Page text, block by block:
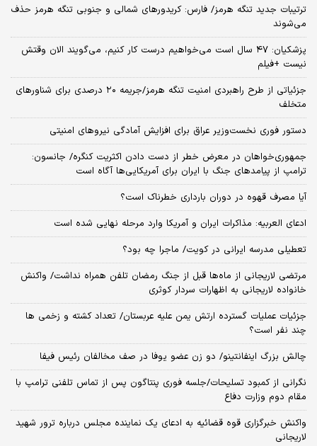
ترتیبات جدید تنگه هرمز/ فارس: کریدورهای شمالی و جنوبی تنگه هرمز حذف
می‌شوند
پزشکیان: ۴۷ سال است می‌خواهیم درست کار کنیم، می‌گویند الان وقتش
نیست +فیلم
جزئیاتی از طرح راهبردی امنیت تنگه هرمز/جریمه ۲۰ درصدی برای شناورهای
متخلف
دستور فوری نخست‌وزیر عراق برای افزایش آمادگی نیروهای امنیتی
جمهوری‌خواهان در معرض خطر از دست دادن اکثریت کنگره/ جانسون:
ترامپ از پیامدهای جنگ با ایران برای آمریکایی‌ها آگاه است
آیا مصرف قهوه در دوران بارداری خطرناک است؟
ادعای العربیه: مذاکرات ایران و آمریکا وارد مرحله نهایی شده است
تعطیلی مدرسه ایرانی در کویت/ ماجرا چه بود؟
مرتضی لاریجانی از ماه‌ها قبل از جنگ رمضان تلفن همراه نداشت/ واکنش
خانواده لاریجانی به اظهارات سردار کوثری
جزئیات عملیات گسترده ارتش یمن علیه عربستان/ تعداد کشته و زخمی ها
چند نفر است؟
چالش بزرگ اینفانتینو/ دو زن عضو یوفا در صف مخالفان رئیس فیفا
نگرانی از کمبود تسلیحات/جلسه فوری پنتاگون پس از تماس تلفنی ترامپ با
مقام دوم وزارت دفاع
واکنش خبرگزاری قوه قضائیه به ادعای یک نماینده مجلس درباره ترور شهید
لاریجانی